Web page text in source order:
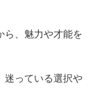
ら、魅力や才能を
迷っている選択や